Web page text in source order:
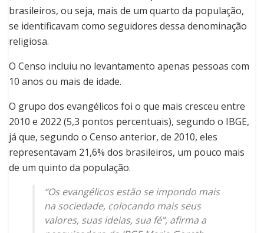
brasileiros, ou seja, mais de um quarto da população,
se identificavam como seguidores dessa denominação
religiosa.
O Censo incluiu no levantamento apenas pessoas com
10 anos ou mais de idade.
O grupo dos evangélicos foi o que mais cresceu entre
2010 e 2022 (5,3 pontos percentuais), segundo o IBGE,
já que, segundo o Censo anterior, de 2010, eles
representavam 21,6% dos brasileiros, um pouco mais
de um quinto da população.
“Os evangélicos estão se impondo mais
na sociedade, colocando mais seus
valores, suas ideias, sua fé”, afirma a